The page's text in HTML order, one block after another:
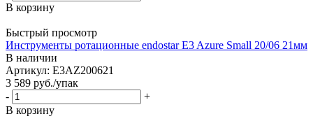
В корзину
Быстрый просмотр
Инструменты ротационные endostar E3 Azure Small 20/06 21мм
В наличии
Артикул: E3AZ200621
3 589 руб./упак
-
+
В корзину